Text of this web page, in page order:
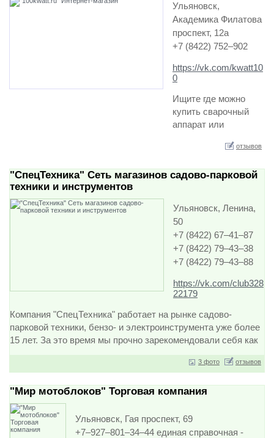
Ульяновск,
Академика Филатова
проспект, 12а
+7 (8422) 752–902
https://vk.com/kwatt10
0
Ищите где можно
купить сварочный
аппарат или
работы, со скидками,
бесплатной
адресу, адресу в сети
интернет
www.100kwatt.ru!
100kwatt.ru - это …
отзывов
"СпецТехника" Сеть магазинов садово-парковой
техники и инструментов
Ульяновск, Ленина,
50
+7 (8422) 67–41–87
+7 (8422) 79–43–38
+7 (8422) 79–43–88
https://vk.com/club328
22179
Компания "СпецТехника" работает на рынке садово-
парковой техники, бензо- и электроинструмента уже более
15 лет. За это время мы прочно зарекомендовали себя как
3 фото отзывов
"Мир мотоблоков" Торговая компания
Ульяновск, Гая проспект, 69
+7–927–801–34–44 единая справочная -